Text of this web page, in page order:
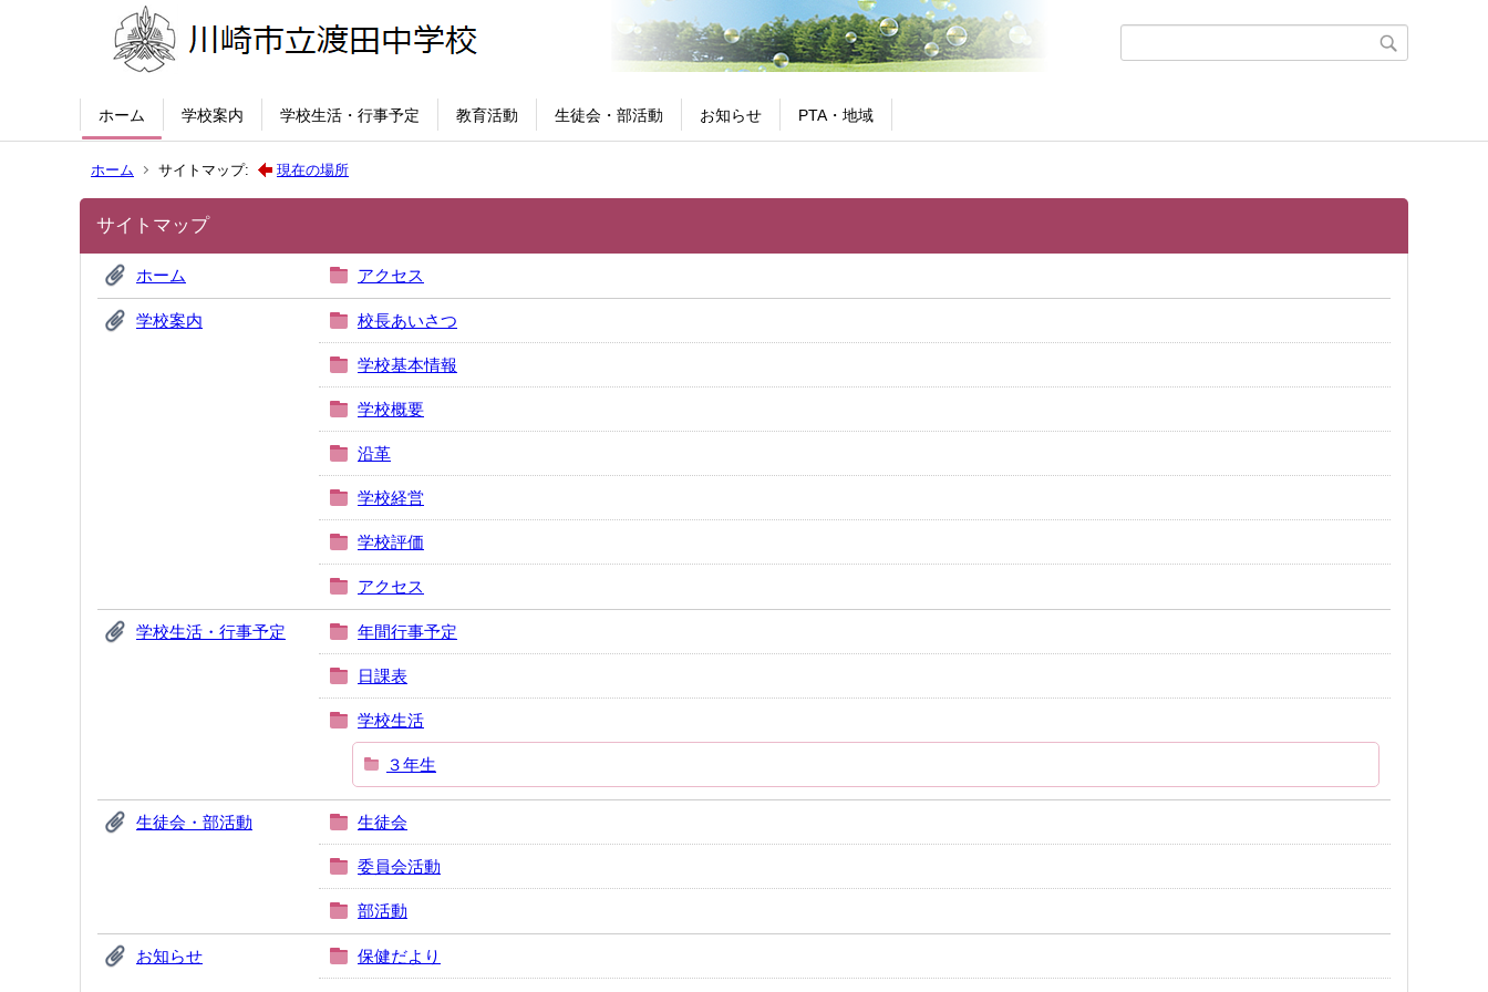
ホーム 学校案内 学校生活・行事予定 教育活動 生徒会・部活動 お知らせ PTA・地域
ホーム サイトマップ: 現在の場所
サイトマップ
ホーム アクセス
学校案内 校長あいさつ
学校基本情報
学校概要
沿革
学校経営
学校評価
アクセス
学校生活・行事予定 年間行事予定
日課表
学校生活
３年生
生徒会・部活動 生徒会
委員会活動
部活動
お知らせ 保健だより